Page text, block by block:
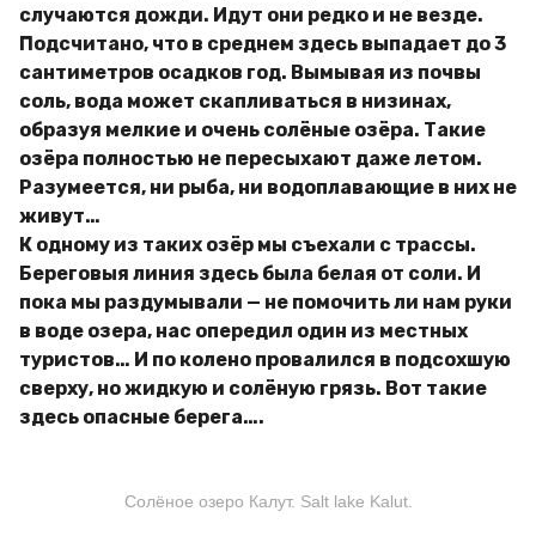
случаются дожди. Идут они редко и не везде.
Подсчитано, что в среднем здесь выпадает до 3
сантиметров осадков год. Вымывая из почвы
соль, вода может скапливаться в низинах,
образуя мелкие и очень солёные озёра. Такие
озёра полностью не пересыхают даже летом.
Разумеется, ни рыба, ни водоплавающие в них не
живут…
К одному из таких озёр мы съехали с трассы.
Береговыя линия здесь была белая от соли. И
пока мы раздумывали — не помочить ли нам руки
в воде озера, нас опередил один из местных
туристов… И по колено провалился в подсохшую
сверху, но жидкую и солёную грязь. Вот такие
здесь опасные берега….
Солёное озеро Калут. Salt lake Kalut.